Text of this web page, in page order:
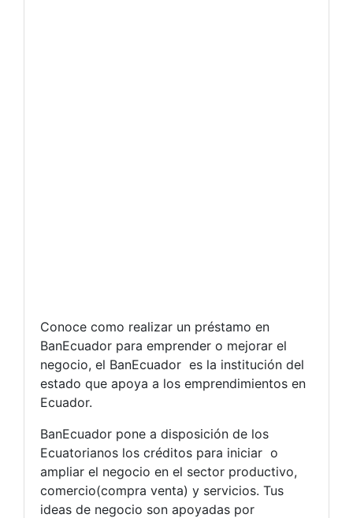
Conoce como realizar un préstamo en
BanEcuador para emprender o mejorar el
negocio, el BanEcuador es la institución del
estado que apoya a los emprendimientos en
Ecuador.
BanEcuador pone a disposición de los
Ecuatorianos los créditos para iniciar o
ampliar el negocio en el sector productivo,
comercio(compra venta) y servicios. Tus
ideas de negocio son apoyadas por